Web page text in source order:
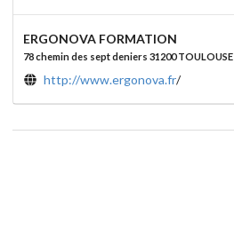
ERGONOVA FORMATION
78 chemin des sept deniers 31200 TOULOUSE
http://www.ergonova.fr/